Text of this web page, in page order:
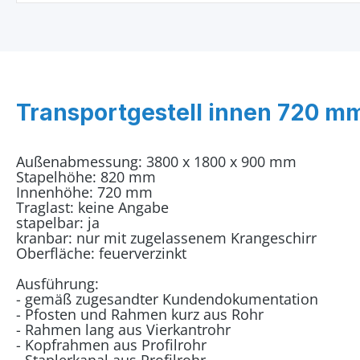
Transportgestell innen 720
Außenabmessung: 3800 x 1800 x 900 mm
Stapelhöhe: 820 mm
Innenhöhe: 720 mm
Traglast: keine Angabe
stapelbar: ja
kranbar: nur mit zugelassenem Krangeschirr
Oberfläche: feuerverzinkt
Ausführung:
- gemäß zugesandter Kundendokumentation
- Pfosten und Rahmen kurz aus Rohr
- Rahmen lang aus Vierkantrohr
- Kopfrahmen aus Profilrohr